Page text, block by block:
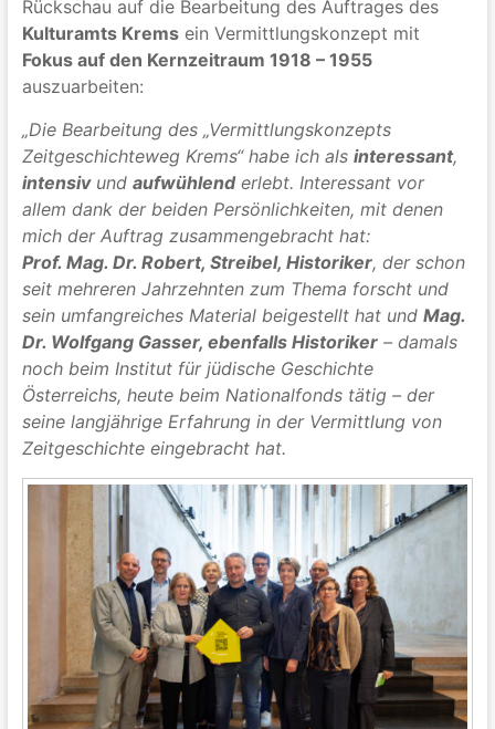
Rückschau auf die Bearbeitung des Auftrages des
Kulturamts Kremsein Vermittlungskonzept mit
Fokus auf den Kernzeitraum 1918 – 1955
auszuarbeiten:
„Die Bearbeitung des „Vermittlungskonzepts
Zeitgeschichteweg Krems“ habe ich als interessant,
intensivund aufwühlenderlebt. Interessant vor
allem dank der beiden Persönlichkeiten, mit denen
mich der Auftrag zusammengebracht hat:
Prof. Mag. Dr. Robert, Streibel, Historiker, der schon
seit mehreren Jahrzehnten zum Thema forscht und
sein umfangreiches Material beigestellt hat und Mag.
Dr. Wolfgang Gasser, ebenfalls Historiker– damals
noch beim Institut für jüdische Geschichte
Österreichs, heute beim Nationalfonds tätig – der
seine langjährige Erfahrung in der Vermittlung von
Zeitgeschichte eingebracht hat.